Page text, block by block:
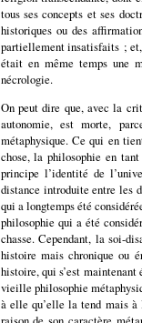
tous ses concepts et ses
historiques ou des
partiellement insatisfaits ;
était en même temps une
nécrologie.
On peut dire que, avec la
autonomie, est morte,
métaphysique. Ce qui en
chose, la philosophie en
principe l’identité de
distance introduite entre les
qui a longtemps été
philosophie qui a été
chasse. Cependant, la soi-
histoire mais chronique ou
histoire, qui s’est
vieille philosophie
à elle qu’elle la tend mais à